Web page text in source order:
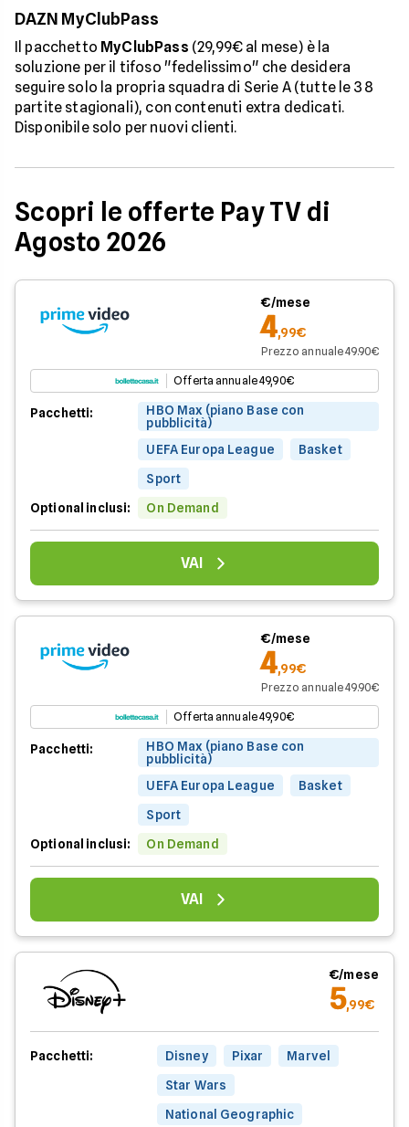
DAZN MyClubPass
Il pacchetto MyClubPass (29,99€ al mese) è la
soluzione per il tifoso "fedelissimo" che desidera
seguire solo la propria squadra di Serie A (tutte le 38
partite stagionali), con contenuti extra dedicati.
Disponibile solo per nuovi clienti.
Scopri le offerte Pay TV di
Agosto 2026
€/mese
4,99€
Prezzo annuale 49.90€
Offerta annuale 49,90€
Pacchetti:
HBO Max (piano Base con
pubblicità)
UEFA Europa League
Basket
Sport
Optional inclusi:
On Demand
VAI
€/mese
4,99€
Prezzo annuale 49.90€
Offerta annuale 49,90€
Pacchetti:
HBO Max (piano Base con
pubblicità)
UEFA Europa League
Basket
Sport
Optional inclusi:
On Demand
VAI
€/mese
5,99€
Pacchetti: Disney Pixar
Marvel
Star Wars
National Geographic